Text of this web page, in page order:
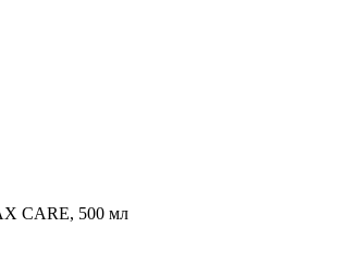
CARE, 500 мл